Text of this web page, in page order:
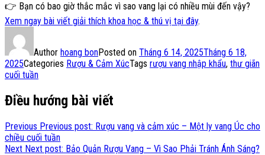
👉 Bạn có bao giờ thắc mắc vì sao vang lại có nhiều mùi đến vậy?
Xem ngay bài viết giải thích khoa học & thú vị tại đây.
Author hoang bonPosted on Tháng 6 14, 2025Tháng 6 18,
2025Categories Rượu & Cảm XúcTags rượu vang nhập khẩu, thư giãn
cuối tuần
Điều hướng bài viết
Previous Previous post: Rượu vang và cảm xúc – Một ly vang Úc cho
chiều cuối tuần
Next Next post: Bảo Quản Rượu Vang – Vì Sao Phải Tránh Ánh Sáng?